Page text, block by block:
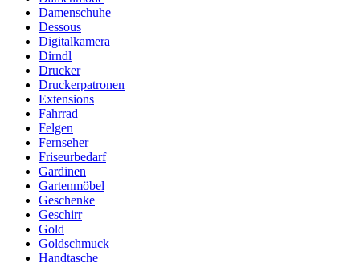
Damenschuhe
Dessous
Digitalkamera
Dirndl
Drucker
Druckerpatronen
Extensions
Fahrrad
Felgen
Fernseher
Friseurbedarf
Gardinen
Gartenmöbel
Geschenke
Geschirr
Gold
Goldschmuck
Handtasche